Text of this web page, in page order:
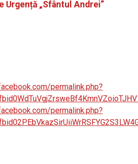
Urgență „Sfântul Andrei”
permalink.php?
permalink.php?